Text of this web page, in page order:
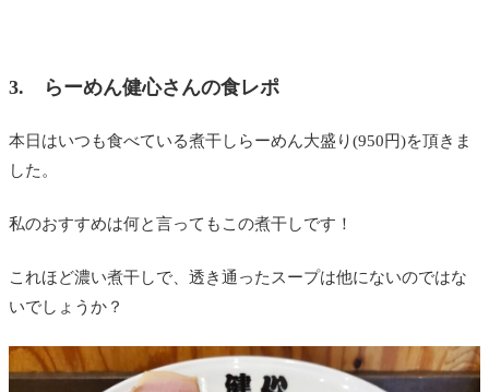
3. らーめん健心さんの食レポ
本日はいつも食べている煮干しらーめん大盛り(950円)を頂きま
した。
私のおすすめは何と言ってもこの煮干しです！
これほど濃い煮干しで、透き通ったスープは他にないのではな
いでしょうか？